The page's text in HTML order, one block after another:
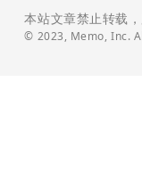
本站文章禁止转载
© 2023, Memo, Inc.